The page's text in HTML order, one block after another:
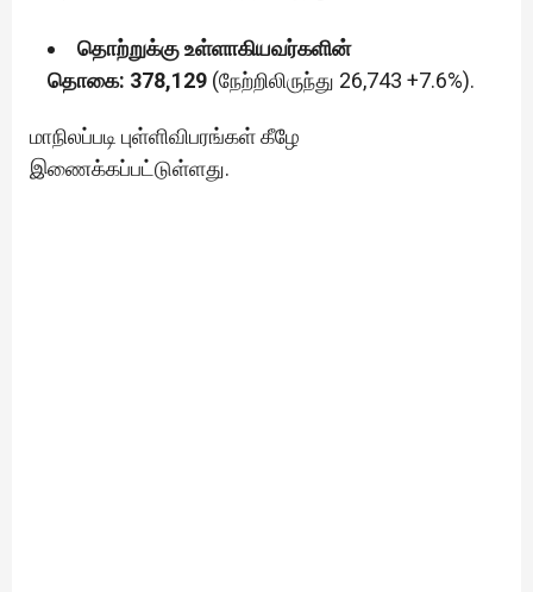
தொற்றுக்கு உள்ளாகியவர்களின்
தொகை: 378,129 (நேற்றிலிருந்து 26,743 +7.6%).
மாநிலப்படி புள்ளிவிபரங்கள் கீழே
இணைக்கப்பட்டுள்ளது.